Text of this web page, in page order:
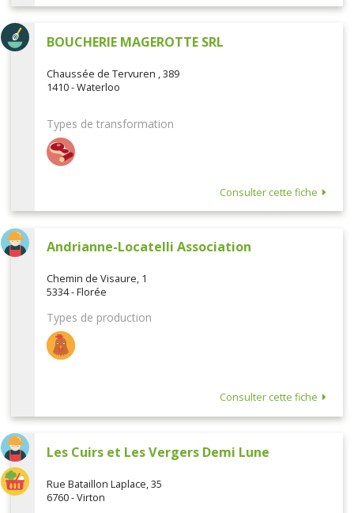
BOUCHERIE MAGEROTTE SRL
Chaussée de Tervuren , 389
1410 - Waterloo
Types de transformation
Consulter cette fiche
Andrianne-Locatelli Association
Chemin de Visaure, 1
5334 - Florée
Types de production
Consulter cette fiche
Les Cuirs et Les Vergers Demi Lune
Rue Bataillon Laplace, 35
6760 - Virton